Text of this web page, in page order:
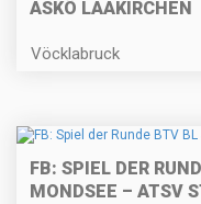
ASKÖ LAAKIRCHEN
Vöcklabruck
FB: SPIEL DER
MONDSEE – ATSV